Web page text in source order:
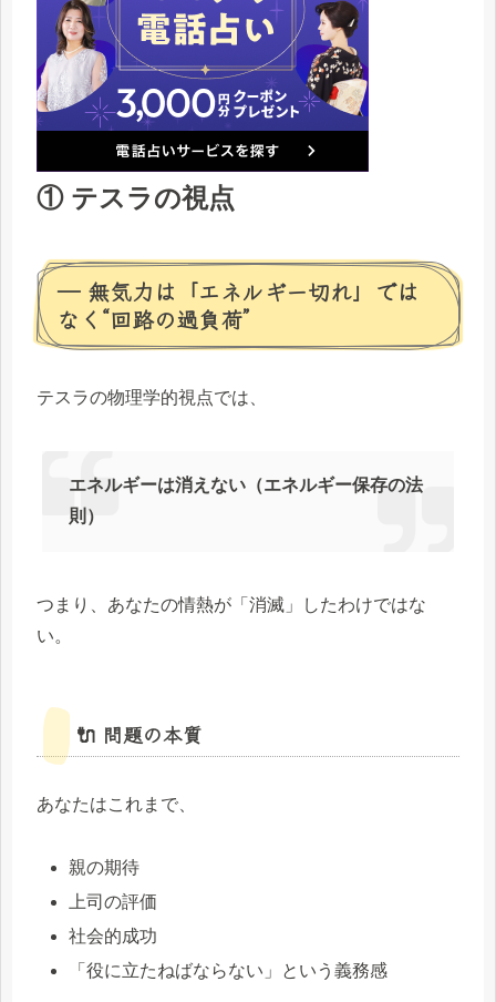
① テスラの視点
― 無気力は「エネルギー切れ」では
なく“回路の過負荷”
テスラの物理学的視点では、
エネルギーは消えない（エネルギー保存の法
則）
つまり、あなたの情熱が「消滅」したわけではな
い。
🔌 問題の本質
あなたはこれまで、
親の期待
上司の評価
社会的成功
「役に立たねばならない」という義務感